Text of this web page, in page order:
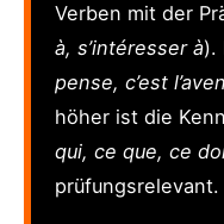
Verben mit der
à, s’intéresser à).
pense, c’est
höher ist die
qui, ce que, ce
prüfungsrelevant.